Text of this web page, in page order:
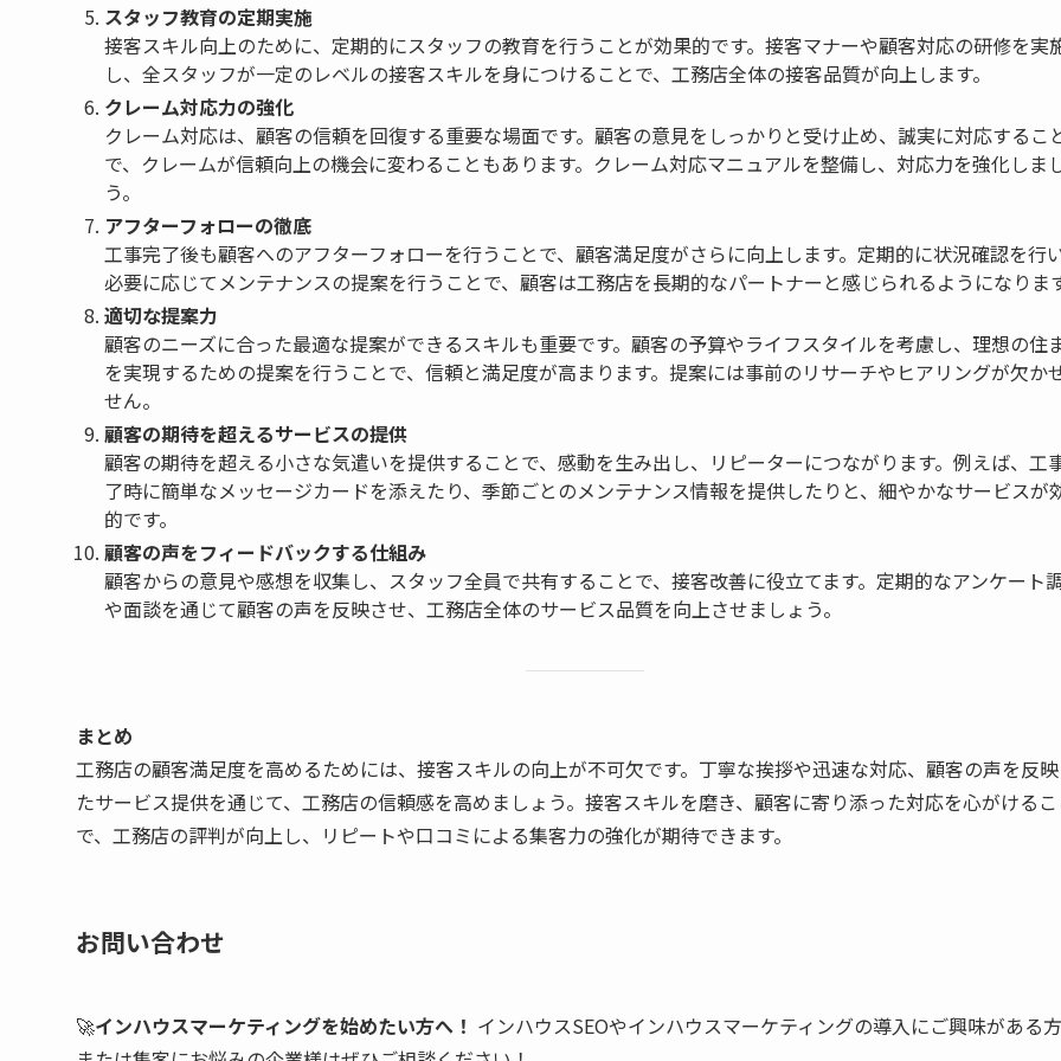
スタッフ教育の定期実施
接客スキル向上のために、定期的にスタッフの教育を行うことが効果的です。接客マナーや顧客対応の研修を実
し、全スタッフが一定のレベルの接客スキルを身につけることで、工務店全体の接客品質が向上します。
クレーム対応力の強化
クレーム対応は、顧客の信頼を回復する重要な場面です。顧客の意見をしっかりと受け止め、誠実に対応するこ
で、クレームが信頼向上の機会に変わることもあります。クレーム対応マニュアルを整備し、対応力を強化しま
う。
アフターフォローの徹底
工事完了後も顧客へのアフターフォローを行うことで、顧客満足度がさらに向上します。定期的に状況確認を行い
必要に応じてメンテナンスの提案を行うことで、顧客は工務店を長期的なパートナーと感じられるようになります
適切な提案力
顧客のニーズに合った最適な提案ができるスキルも重要です。顧客の予算やライフスタイルを考慮し、理想の住
を実現するための提案を行うことで、信頼と満足度が高まります。提案には事前のリサーチやヒアリングが欠か
せん。
顧客の期待を超えるサービスの提供
顧客の期待を超える小さな気遣いを提供することで、感動を生み出し、リピーターにつながります。例えば、工
了時に簡単なメッセージカードを添えたり、季節ごとのメンテナンス情報を提供したりと、細やかなサービスが
的です。
顧客の声をフィードバックする仕組み
顧客からの意見や感想を収集し、スタッフ全員で共有することで、接客改善に役立てます。定期的なアンケート
や面談を通じて顧客の声を反映させ、工務店全体のサービス品質を向上させましょう。
まとめ
工務店の顧客満足度を高めるためには、接客スキルの向上が不可欠です。丁寧な挨拶や迅速な対応、顧客の声を反
たサービス提供を通じて、工務店の信頼感を高めましょう。接客スキルを磨き、顧客に寄り添った対応を心がけるこ
で、工務店の評判が向上し、リピートや口コミによる集客力の強化が期待できます。
お問い合わせ
🚀インハウスマーケティングを始めたい方へ！ インハウスSEOやインハウスマーケティングの導入にご興味がある方